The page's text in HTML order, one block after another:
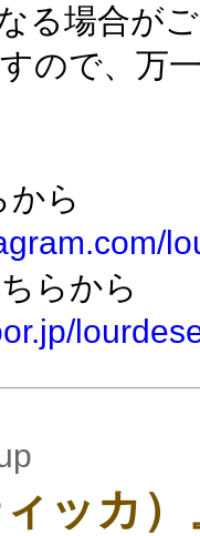
る場合が
ので、万
から
らから
ィッカ